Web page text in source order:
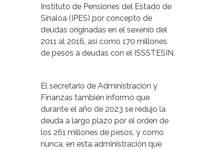
Instituto de Pensiones del Estado de
Sinaloa (IPES) por concepto de
deudas originadas en el sexenio del
2011 al 2016, así como 170 millones
de pesos a deudas con el ISSSTESIN.
El secretario de Administración y
Finanzas también informó que
durante el año de 2023 se redujo la
deuda a largo plazo por el orden de
los 261 millones de pesos, y como
nunca, en esta administración que